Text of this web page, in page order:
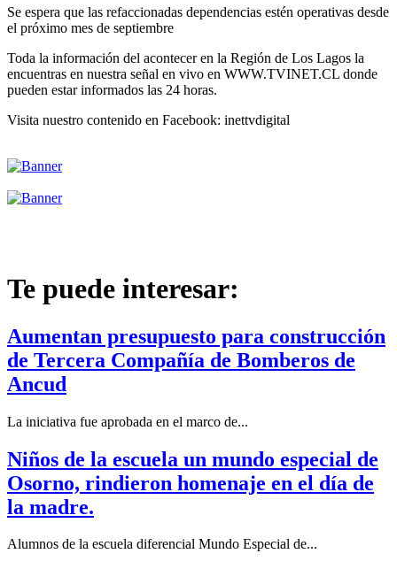
Se espera que las refaccionadas dependencias estén operativas desde
el próximo mes de septiembre
Toda la información del acontecer en la Región de Los Lagos la
encuentras en nuestra señal en vivo en WWW.TVINET.CL donde
pueden estar informados las 24 horas.
Visita nuestro contenido en Facebook: inettvdigital
Te puede interesar:
Aumentan presupuesto para construcción
de Tercera Compañía de Bomberos de
Ancud
La iniciativa fue aprobada en el marco de...
Niños de la escuela un mundo especial de
Osorno, rindieron homenaje en el día de
la madre.
Alumnos de la escuela diferencial Mundo Especial de...